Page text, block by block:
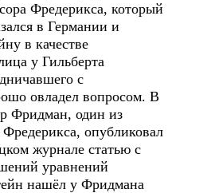
Фредерикса, который
в Германии и
в качестве
у Гильберта
с
овладел вопросом. В
Фридман, один из
опубликовал
журнале статью с
уравнений
нашёл у Фридмана